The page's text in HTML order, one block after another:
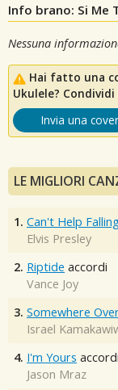
Info brano: Si Me
Nessuna
Hai fatto una
Ukulele?
Invia una cover
LE MIGLIORI
1. Can't Help
Elvis Presley
2. Riptide accordi
Vance Joy
3. Somewhere
Israel
4. I'm Yours accordi
Jason Mraz